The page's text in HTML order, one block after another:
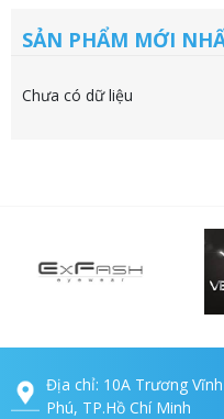
SẢN PHẨM MỚI
Chưa có dữ liệu
Địa chỉ: 10A Trương
Phú, TP.Hồ Chí Minh